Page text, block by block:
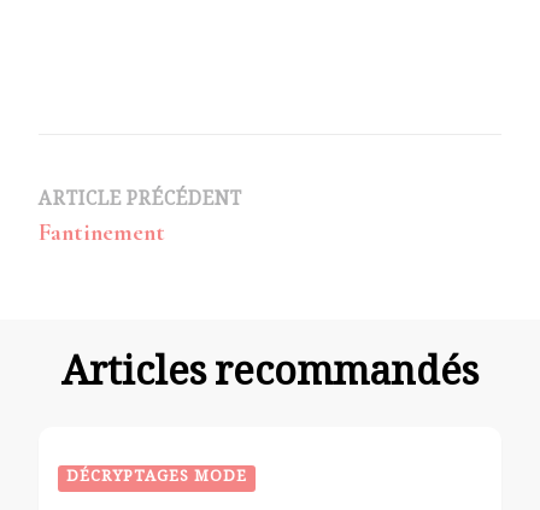
Navigation
d’article
ARTICLE PRÉCÉDENT
Fantinement
Articles recommandés
DÉCRYPTAGES MODE